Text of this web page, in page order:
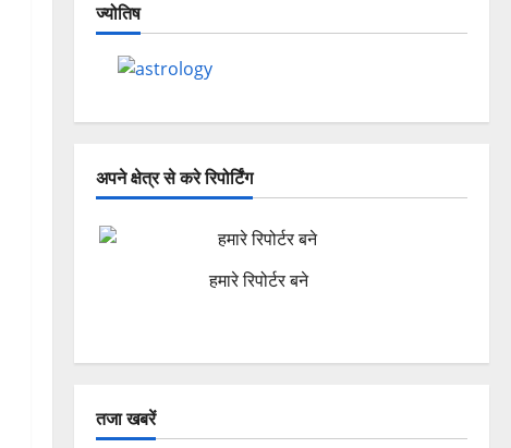
ज्योतिष
अपने क्षेत्र से करे रिपोर्टिंग
हमारे रिपोर्टर बने
तजा खबरें